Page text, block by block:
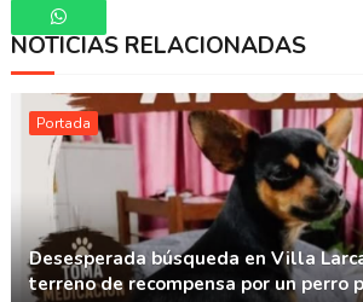
Whatsapp
NOTICIAS RELACIONADAS
Portada
Desesperada búsqueda en Villa
terreno de recompensa por un perro